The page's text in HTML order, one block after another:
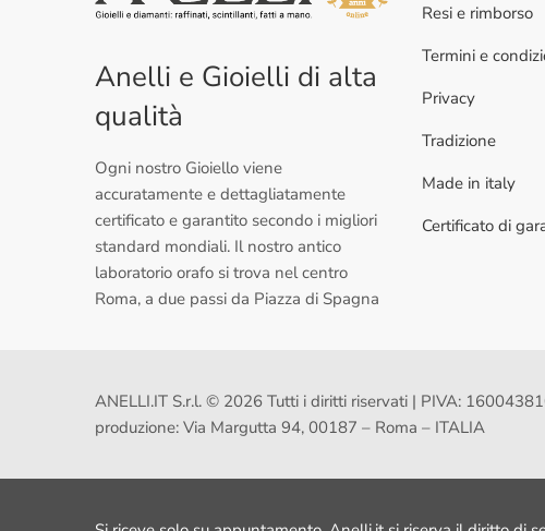
Anelli e Gioielli di alta
qualità
Ogni nostro Gioiello viene
accuratamente e dettagliatamente
certificato e garantito secondo i migliori
standard mondiali. Il nostro antico
laboratorio orafo si trova nel centro
Roma, a due passi da Piazza di Spagna
Resi e rimborso
Termini e
Privacy
Tradizione
Made in italy
Certificato di
ANELLI.IT S.r.l. © 2026 Tutti i diritti riservati | PIVA:
produzione: Via Margutta 94, 00187 – Roma – ITALIA